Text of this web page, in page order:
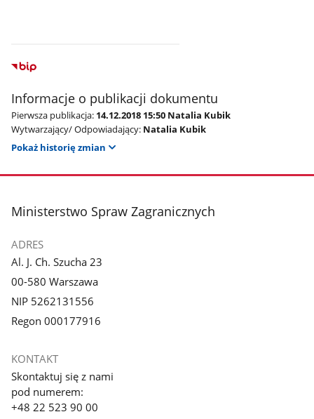
Informacje o publikacji dokumentu
Pierwsza publikacja: 14.12.2018 15:50 Natalia Kubik
Wytwarzający/ Odpowiadający: Natalia Kubik
Pokaż historię zmian
stopka
Ministerstwo Spraw Zagranicznych
ADRES
Al. J. Ch. Szucha 23
00-580 Warszawa
NIP 5262131556
Regon 000177916
KONTAKT
Skontaktuj się z nami
pod numerem:
+48 22 523 90 00